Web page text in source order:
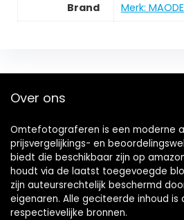
Brand
Merk:
Over ons
Omtefotograferen is een moderne
prijsvergelijkings- en
biedt die beschikbaar zijn op
houdt via de laatst toegevoegde
zijn auteursrechtelijk beschermd
eigenaren. Alle geciteerde inhoud is
respectievelijke bronnen.